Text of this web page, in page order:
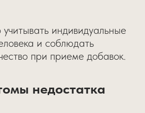
индивидуальные
и соблюдать
при приеме добавок.
недостатка